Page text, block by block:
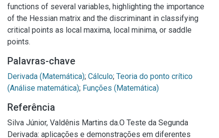
functions of several variables, highlighting the importance
of the Hessian matrix and the discriminant in classifying
critical points as local maxima, local minima, or saddle
points.
Palavras-chave
Derivada (Matemática); Cálculo; Teoria do ponto crítico
(Análise matemática); Funções (Matemática)
Referência
Silva Júnior, Valdênis Martins da.O Teste da Segunda
Derivada: aplicações e demonstrações em diferentes